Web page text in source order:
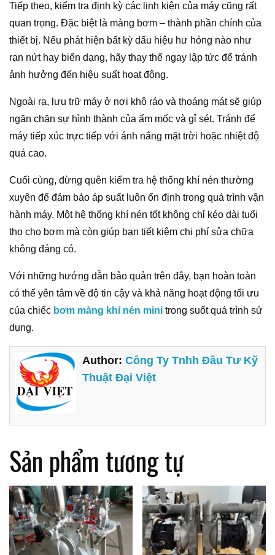
Tiếp theo, kiểm tra định kỳ các linh kiện của máy cũng rất
quan trọng. Đặc biệt là màng bơm – thành phần chính của
thiết bị. Nếu phát hiện bất kỳ dấu hiệu hư hỏng nào như
rạn nứt hay biến dạng, hãy thay thế ngay lập tức để tránh
ảnh hưởng đến hiệu suất hoạt động.
Ngoài ra, lưu trữ máy ở nơi khô ráo và thoáng mát sẽ giúp
ngăn chặn sự hình thành của ẩm mốc và gỉ sét. Tránh để
máy tiếp xúc trực tiếp với ánh nắng mặt trời hoặc nhiệt độ
quá cao.
Cuối cùng, đừng quên kiểm tra hệ thống khí nén thường
xuyên để đảm bảo áp suất luôn ổn định trong quá trình vận
hành máy. Một hệ thống khí nén tốt không chỉ kéo dài tuổi
thọ cho bơm mà còn giúp bạn tiết kiệm chi phí sửa chữa
không đáng có.
Với những hướng dẫn bảo quản trên đây, bạn hoàn toàn
có thể yên tâm về độ tin cậy và khả năng hoạt động tối ưu
của chiếc bơm màng khí nén mini trong suốt quá trình sử
dụng.
Author:Công Ty Tnhh Đầu Tư Kỹ
Thuật Đại Việt
Sản phẩm tương tự